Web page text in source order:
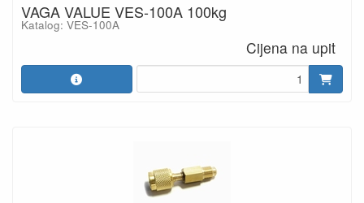
VAGA VALUE VES-100A 100kg
Katalog: VES-100A
Cijena na upit